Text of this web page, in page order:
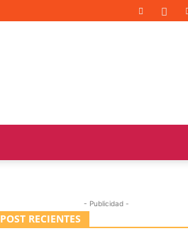
- Publicidad -
POST RECIENTES